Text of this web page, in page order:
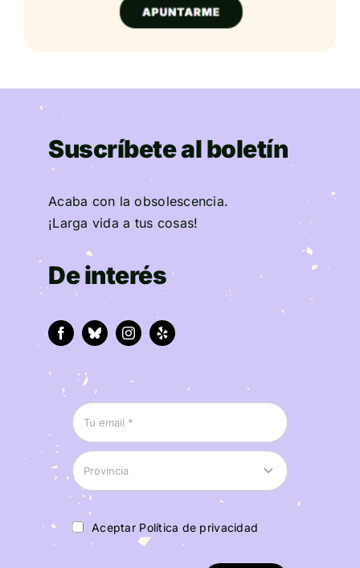
Suscríbete al boletín
Acaba con la obsolescencia.
¡Larga vida a tus cosas!
De interés
Aceptar Política de privacidad